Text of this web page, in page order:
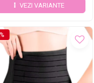
VEZI VARIANTE